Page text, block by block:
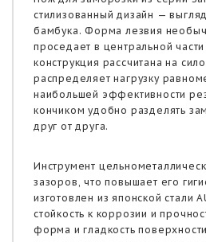
стилизованный дизайн —
бамбука. Форма лезвия
проседает в центральной
конструкция рассчитана на
распределяет нагрузку
наибольшей эффективности
кончиком удобно разделять
друг от друга.
Инструмент
зазоров, что повышает его
изготовлен из японской стали
стойкость к коррозии и
форма и гладкость